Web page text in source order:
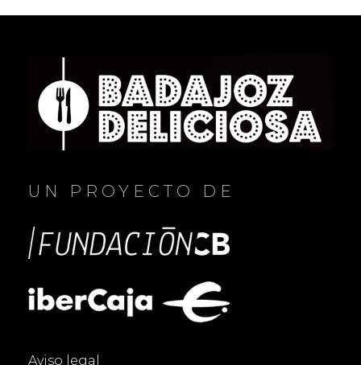
UN PROYECTO DE
Aviso legal